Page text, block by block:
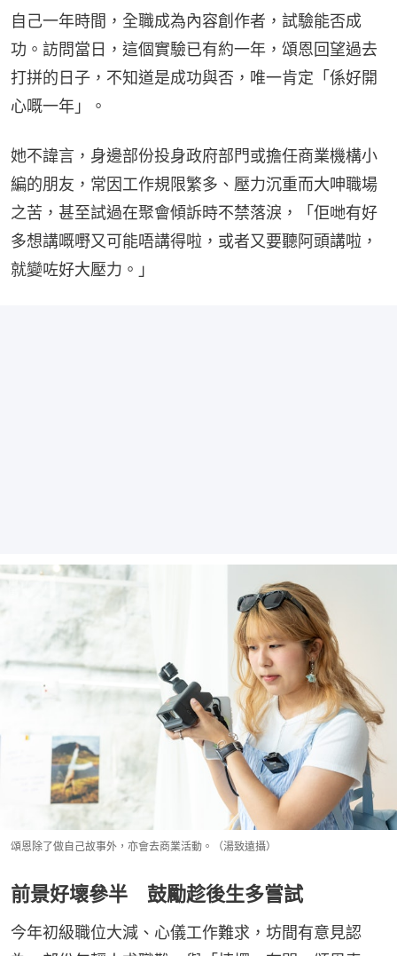
自己一年時間，全職成為內容創作者，試驗能否成
功。訪問當日，這個實驗已有約一年，頌恩回望過去
打拼的日子，不知道是成功與否，唯一肯定「係好開
心嘅一年」。
她不諱言，身邊部份投身政府部門或擔任商業機構小
編的朋友，常因工作規限繁多、壓力沉重而大呻職場
之苦，甚至試過在聚會傾訴時不禁落淚，「佢哋有好
多想講嘅嘢又可能唔講得啦，或者又要聽阿頭講啦，
就變咗好大壓力。」
頌恩除了做自己故事外，亦會去商業活動。（湯致遠攝）
前景好壞參半 鼓勵趁後生多嘗試
今年初級職位大減、心儀工作難求，坊間有意見認